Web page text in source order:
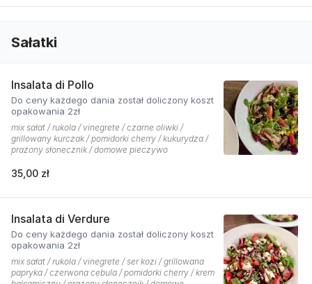
Sałatki
Insalata di Pollo
Do ceny każdego dania został doliczony koszt
opakowania 2zł
mix sałat / rukola / vinegrete / czarne oliwki /
grillowany kurczak / pomidorki cherry / kukurydza /
prażony słonecznik / domowe pieczywo
35,00 zł
Insalata di Verdure
Do ceny każdego dania został doliczony koszt
opakowania 2zł
mix sałat / rukola / vinegrete / ser kozi / grillowana
papryka / czerwona cebula / pomidorki cherry / krem